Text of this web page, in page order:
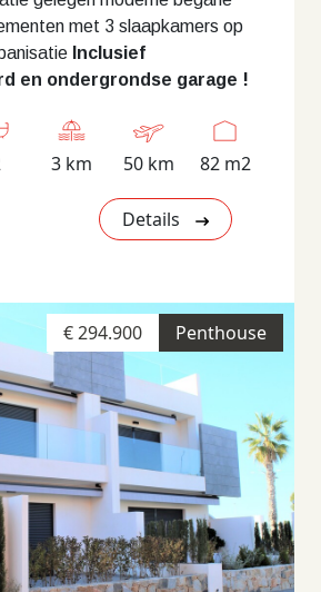
met 3 slaapkamers op
Inclusief
en ondergrondse garage !
3 km 50 km 82 m2
Details
Penthouse
€ 294.900